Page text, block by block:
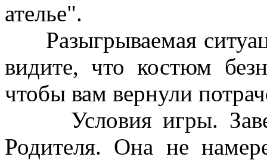
ателье".
Разыгрываемая
видите, что костюм
чтобы вам вернули
Условия игры.
Родителя. Она не